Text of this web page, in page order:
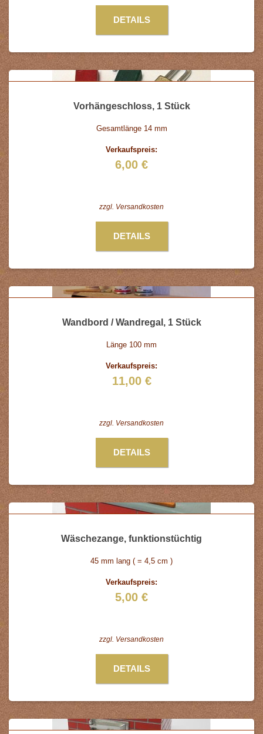
DETAILS
Vorhängeschloss, 1 Stück
Gesamtlänge 14 mm
Verkaufspreis:
6,00 €
zzgl. Versandkosten
DETAILS
Wandbord / Wandregal, 1 Stück
Länge 100 mm
Verkaufspreis:
11,00 €
zzgl. Versandkosten
DETAILS
Wäschezange, funktionstüchtig
45 mm lang ( = 4,5 cm )
Verkaufspreis:
5,00 €
zzgl. Versandkosten
DETAILS